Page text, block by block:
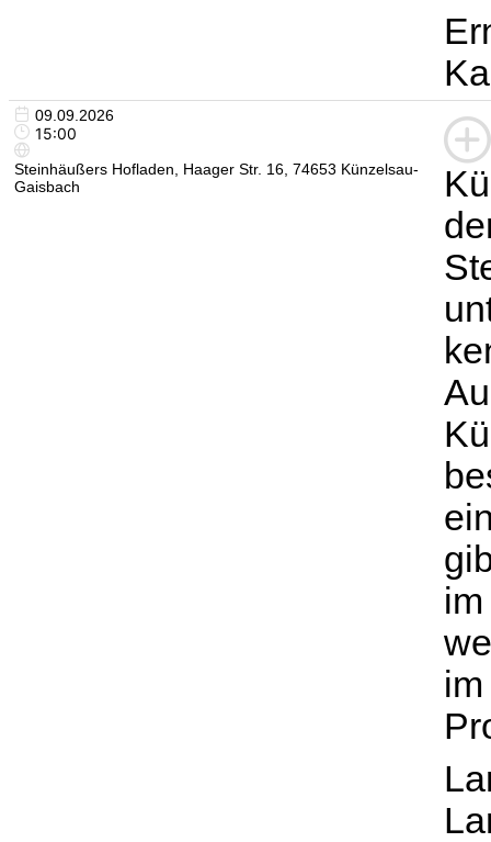
09.09.2026
15:00
Steinhäußers Hofladen, Haager Str. 16, 74653 Künzelsau-
Gaisbach